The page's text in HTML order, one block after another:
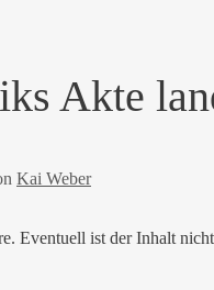
Akte
Kai Weber
Eventuell ist der Inhalt